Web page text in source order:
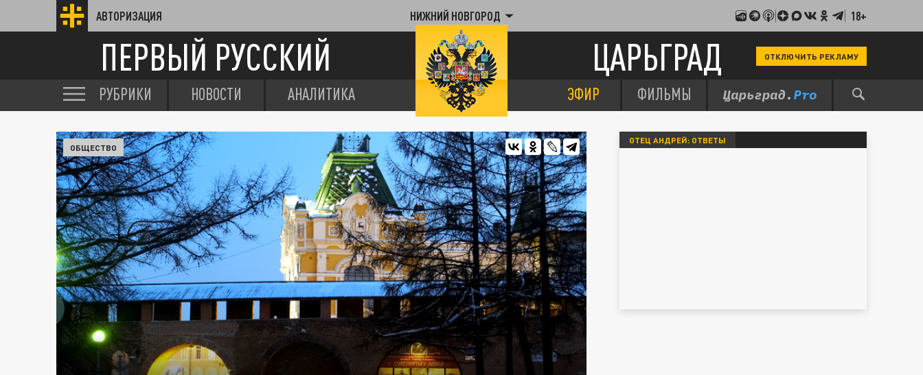
АВТОРИЗАЦИЯ НИЖНИЙ НОВГОРОД 18+
ПЕРВЫЙ РУССКИЙ ЦАРЬГРАД ОТКЛЮЧИТЬ РЕКЛАМУ
РУБРИКИ НОВОСТИ АНАЛИТИКА ЭФИР ФИЛЬМЫ
ОБЩЕСТВО
ОТЕЦ АНДРЕЙ: ОТВЕТЫ